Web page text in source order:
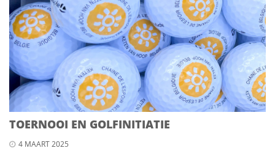
TOERNOOI EN GOLFINITIATIE
4 MAART 2025